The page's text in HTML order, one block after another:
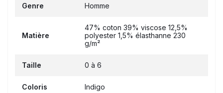
Genre Homme
Matière
47% coton 39% viscose 12,5%
polyester 1,5% élasthanne 230
g/m²
Taille 0 à 6
Coloris Indigo